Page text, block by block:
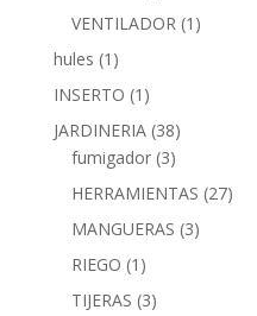
VENTILADOR (1)
hules (1)
INSERTO (1)
JARDINERIA (38)
fumigador (3)
HERRAMIENTAS (27)
MANGUERAS (3)
RIEGO (1)
TIJERAS (3)